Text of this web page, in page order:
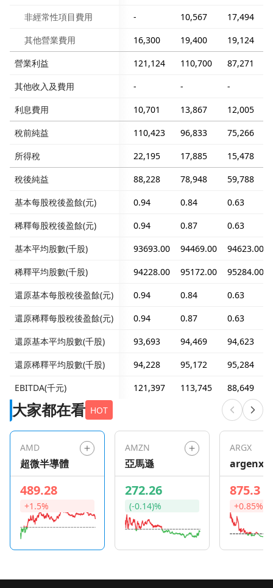
非經常性項目費用
- 10,567
17,494
其他營業費用
16,300 19,400
19,124
營業利益
121,124 110,700
87,271
其他收入及費用
- -
-
利息費用
10,701 13,867
12,005
稅前純益
110,423 96,833
75,266
所得稅
22,195 17,885
15,478
稅後純益
88,228 78,948
59,788
基本每股稅後盈餘(元)
0.94 0.84
0.63
稀釋每股稅後盈餘(元)
0.94 0.87
0.63
基本平均股數(千股)
93693.00 94469.00
94623.00
稀釋平均股數(千股)
94228.00 95172.00
95284.00
還原基本每股稅後盈餘(元)
0.94 0.84
0.63
還原稀釋每股稅後盈餘(元)
0.94 0.87
0.63
還原基本平均股數(千股)
93,693 94,469
94,623
還原稀釋平均股數(千股)
94,228 95,172
95,284
EBITDA(千元)
121,397 113,745 88,649
大家都在看 HOT
AMD
超微半導體
489.28
+1.5%
AMZN
亞馬遜
272.26
(-0.14)%
ARGX
argenx
875.3
+0.85%